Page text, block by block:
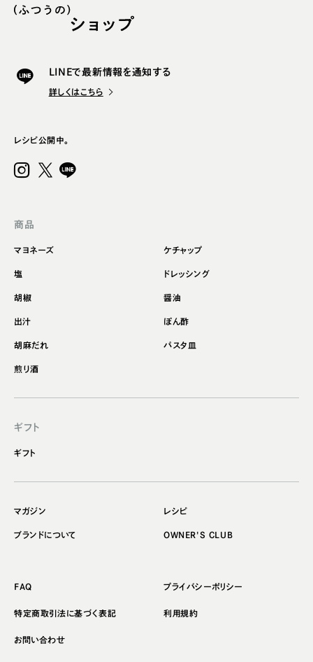
LINEで最新情報を通知する
詳しくはこちら
レシピ公開中。
商品
マヨネーズ ケチャップ
塩 ドレッシング
胡椒 醤油
出汁 ぽん酢
胡麻だれ パスタ皿
煎り酒
ギフト
ギフト
マガジン レシピ
ブランドについて OWNER'S CLUB
FAQ プライバシーポリシー
特定商取引法に基づく表記 利用規約
お問い合わせ